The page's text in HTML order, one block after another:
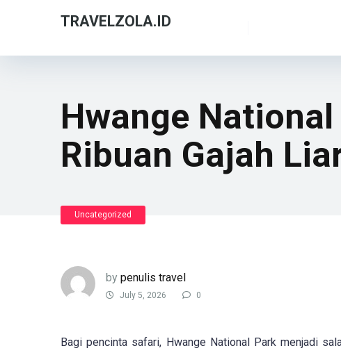
TRAVELZOLA.ID
Hwange
Ribuan Gajah
Uncategorized
by penulis travel
July 5, 2026 0
Bagi pencinta safari, Hwange National Park menjadi